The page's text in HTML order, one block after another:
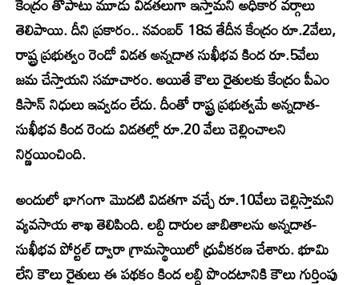
తెలిపాయి. దీని ప్రకారం.. నవంబర్ 18వ తేదీన కేంద్రం రూ.2వేలు,
రాష్ట్ర ప్రభుత్వం రెండో విడత అన్నదాత సుఖీభవ కింద రూ.5వేలు
జమ చేస్తాయని సమాచారం. అయితే కౌలు రైతులకు కేంద్రం పీఎం
కిసాన్‌ నిధులు ఇవ్వడం లేదు. దీంతో రాష్ట్ర ప్రభుత్వమే అన్నదాత-
సుఖీభవ కింద రెండు విడతల్లో రూ.20 వేలు చెల్లించాలని
నిర్ణయించింది.
అందులో భాగంగా మొదటి విడతగా వచ్చే రూ.10వేలు చెల్లిస్తామని
వ్యవసాయ శాఖ తెలిపింది. లబ్ది దారుల జాబితాలను అన్నదాత-
సుఖీభవ పోర్టల్‌ ద్వారా గ్రామస్థాయిలో ధ్రువీకరణ చేశారు. భూమి
లేని కౌలు రైతులు ఈ పథకం కింద లబ్ధి పొందటానికి కౌలు గుర్తింపు